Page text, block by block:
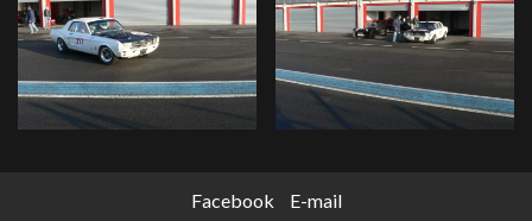
Facebook E-mail